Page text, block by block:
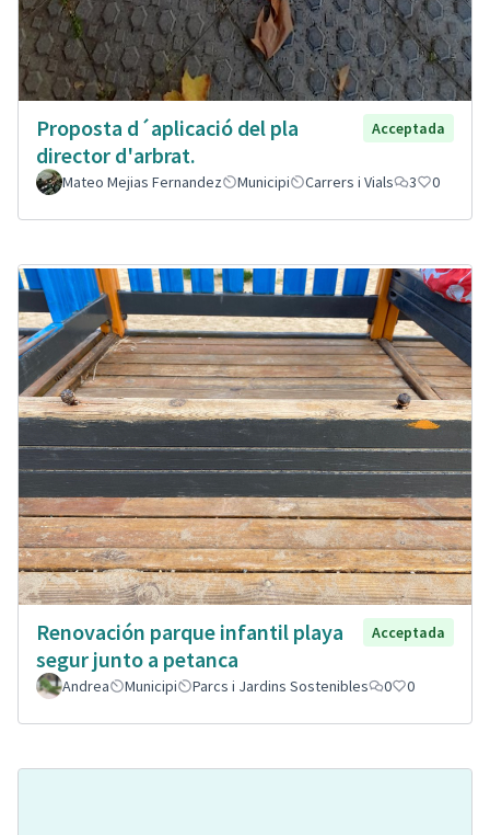
Proposta d´aplicació del pla
director d'arbrat.
Acceptada
Mateo Mejias Fernandez Municipi Carrers i Vials 3 0
Renovación parque infantil playa
segur junto a petanca
Acceptada
Andrea Municipi Parcs i Jardins Sostenibles 0 0